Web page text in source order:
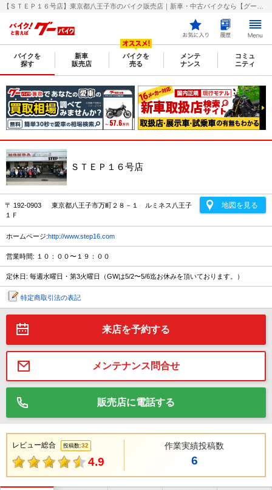
バイクを
探す
新車
販売店
バイクを
売る
メンテ
ナンス
コミュ
ニティ
ＳＴＥＰ１６号店
〒 192-0903 東京都八王子市万町２８－１ ルミネス八王子
１Ｆ
地図を見る
ホームページ:http://www.step16.com
営業時間: １０：００〜１９：００
定休日: 毎週水曜日・第3火曜日（GWは5/2〜5/6迄お休みを頂いております。）
特定商取引法の表記
来店を予約する
メンテナンス問合せ
販売店に電話する
レビュー総合 投稿数:32
4.9
作業実績投稿数
6